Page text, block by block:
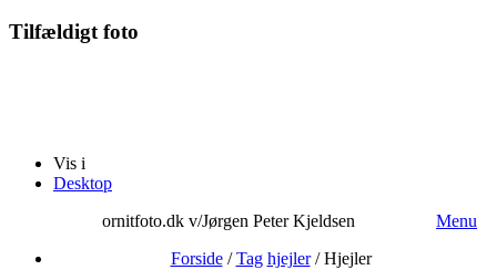
Tilfældigt foto
Vis i
Desktop
ornitfoto.dk v/Jørgen Peter Kjeldsen
Menu
Forside/Tag hjejler/Hjejler